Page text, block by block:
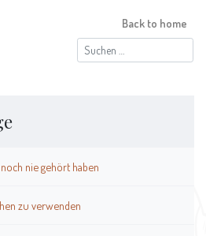
Suchen
nach:
Back to home
nie gehört haben
zu verwenden